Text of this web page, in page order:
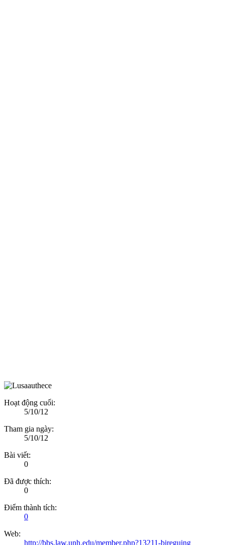
Hoạt động cuối:
5/10/12
Tham gia ngày:
5/10/12
Bài viết:
0
Đã được thích:
0
Điểm thành tích:
0
Web:
http://bbs.law.unh.edu/member.php?13211-bireguing